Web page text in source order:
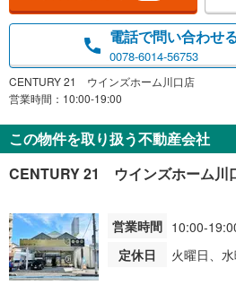
電話で問い合わせ
0078-6014-56753
CENTURY 21 ウインズホーム川口店
営業時間：10:00-19:00
この物件を取り扱う不動産会社
CENTURY 21 ウインズホーム川
営業時間 10:00-
定休日
火曜日、